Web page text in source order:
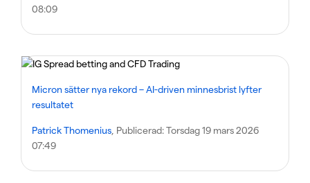
08:09
Micron sätter nya rekord – AI-driven minnesbrist lyfter
resultatet
Patrick Thomenius , Publicerad:Torsdag 19 mars 2026
07:49